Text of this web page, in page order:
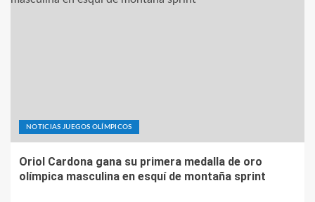
NOTICIAS JUEGOS OLÍMPICOS
Oriol Cardona gana su primera medalla de oro
olímpica masculina en esquí de montaña sprint